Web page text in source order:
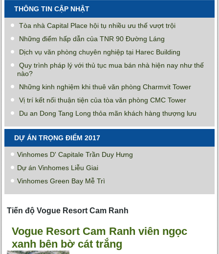
THÔNG TIN CẬP NHẬT
Tòa nhà Capital Place hội tụ nhiều ưu thế vượt trội
Những điểm hấp dẫn của TNR 90 Đường Láng
Dịch vụ văn phòng chuyên nghiệp tại Harec Building
Quy trình pháp lý với thủ tục mua bán nhà hiện nay như thế
nào?
Những kinh nghiệm khi thuê văn phòng Charmvit Tower
Vị trí kết nối thuận tiện của tòa văn phòng CMC Tower
Du an Dong Tang Long thỏa mãn khách hàng thượng lưu
DỰ ÁN TRỌNG ĐIỂM 2017
Vinhomes D' Capitale Trần Duy Hưng
Dự án Vinhomes Liễu Giai
Vinhomes Green Bay Mễ Trì
Tiến độ Vogue Resort Cam Ranh
Vogue Resort Cam Ranh viên ngọc
xanh bên bờ cát trắng